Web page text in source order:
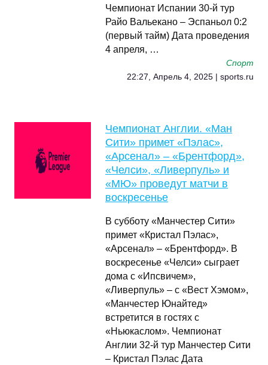
Чемпионат Испании 30-й тур
Райо Вальекано – Эспаньол 0:2
(первый тайм) Дата проведения
4 апреля, …
Спорт
22:27, Апрель 4, 2025 | sports.ru
Чемпионат Англии. «Ман
Сити» примет «Пэлас»,
«Арсенал» – «Брентфорд»,
«Челси», «Ливерпуль» и
«МЮ» проведут матчи в
воскресенье
В субботу «Манчестер Сити»
примет «Кристал Пэлас»,
«Арсенал» – «Брентфорд». В
воскресенье «Челси» сыграет
дома с «Ипсвичем»,
«Ливерпуль» – с «Вест Хэмом»,
«Манчестер Юнайтед»
встретится в гостях с
«Ньюкаслом». Чемпионат
Англии 32-й тур Манчестер Сити
– Кристал Пэлас Дата